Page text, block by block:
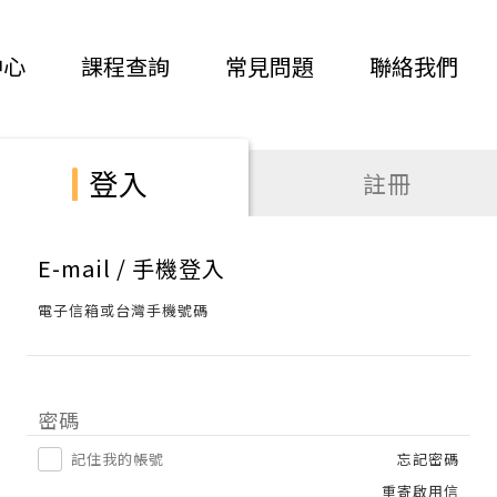
課程查詢 常見問題 聯絡我們
登入 註冊
E-mail / 手機登入
電子信箱或台灣手機號碼
密碼
記住我的帳號
忘記密碼
重寄啟用信